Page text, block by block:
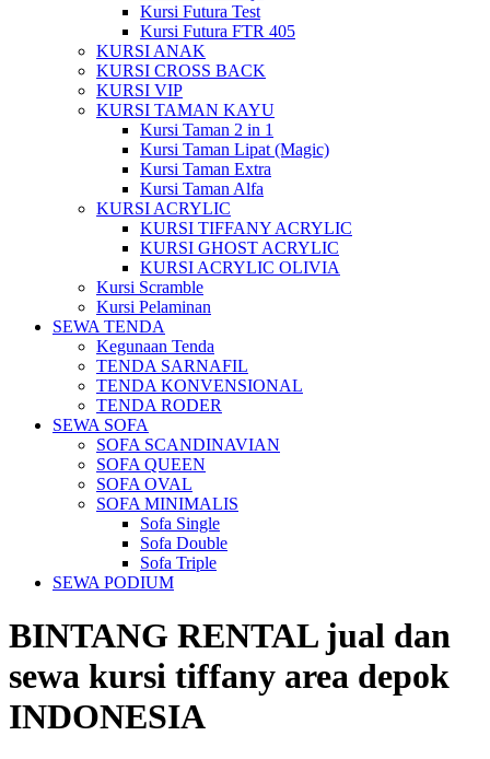
Kursi Futura Test
Kursi Futura FTR 405
KURSI ANAK
KURSI CROSS BACK
KURSI VIP
KURSI TAMAN KAYU
Kursi Taman 2 in 1
Kursi Taman Lipat (Magic)
Kursi Taman Extra
Kursi Taman Alfa
KURSI ACRYLIC
KURSI TIFFANY ACRYLIC
KURSI GHOST ACRYLIC
KURSI ACRYLIC OLIVIA
Kursi Scramble
Kursi Pelaminan
SEWA TENDA
Kegunaan Tenda
TENDA SARNAFIL
TENDA KONVENSIONAL
TENDA RODER
SEWA SOFA
SOFA SCANDINAVIAN
SOFA QUEEN
SOFA OVAL
SOFA MINIMALIS
Sofa Single
Sofa Double
Sofa Triple
SEWA PODIUM
BINTANG RENTAL jual dan
sewa kursi tiffany area depok
INDONESIA